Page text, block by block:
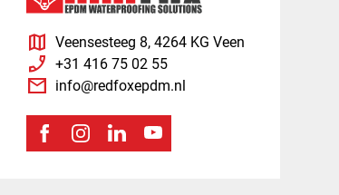
map Veensesteeg 8, 4264 KG Veen
phone_enabled +31 416 75 02 55
mail info@redfoxepdm.nl